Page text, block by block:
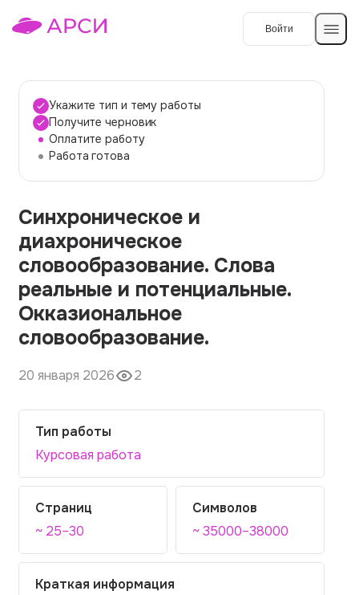
Войти
Темы работ
О сервисе
О компании
Наши гарантии
Порядок оплаты
Вопросы и ответы
Отзывы
Контакты
Укажите тип и тему работы
Получите черновик
Оплатите работу
Работа готова
Синхроническое и
диахроническое
словообразование. Слова
реальные и потенциальные.
Окказиональное
словообразование.
20 января 2026 2
Тип работы
Курсовая работа
Страниц
~ 25–30
Символов
~ 35000–38000
Краткая информация